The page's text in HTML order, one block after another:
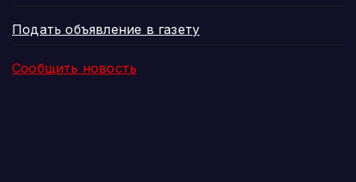
Подать объявление в газету
Сообщить новость